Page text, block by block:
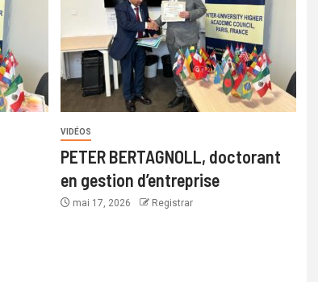
VIDÉOS
PETER BERTAGNOLL, doctorant
en gestion d’entreprise
mai 17, 2026 Registrar